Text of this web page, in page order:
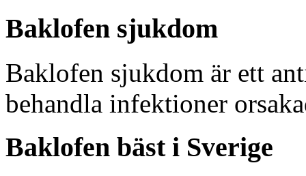
Baklofen sjukdom
Baklofen sjukdom är ett
behandla infektioner
Baklofen bäst i Sverige